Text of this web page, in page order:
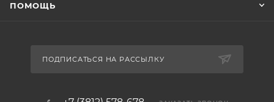
ПОМОЩЬ
ПОДПИСАТЬСЯ НА РАССЫЛКУ